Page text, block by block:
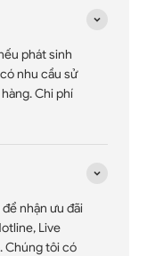
phát sinh
nhu cầu sử
Chi phí
nhận ưu đãi
Live
Chúng tôi có